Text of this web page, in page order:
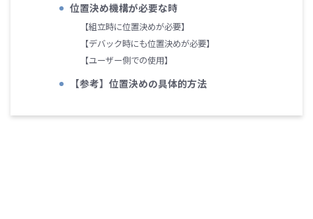
位置決め機構が必要な時
【組立時に位置決めが必要】
【デバック時にも位置決めが必要】
【ユーザー側での使用】
【参考】位置決めの具体的方法